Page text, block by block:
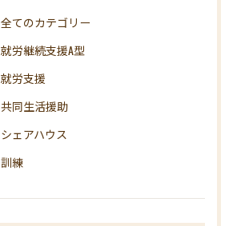
全てのカテゴリー
就労継続支援A型
就労支援
共同生活援助
シェアハウス
訓練